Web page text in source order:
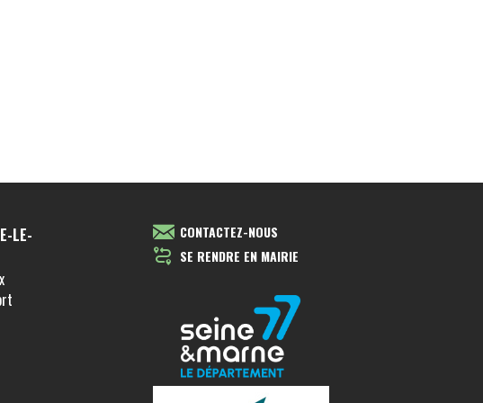
LE-
CONTACTEZ-NOUS
SE RENDRE EN MAIRIE